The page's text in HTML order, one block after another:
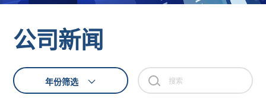
公司新闻
年份筛选